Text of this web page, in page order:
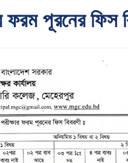
ফরম পূরনের ফিস